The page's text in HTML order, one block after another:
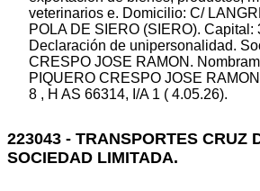
veterinarios e. Domicilio: C/
POLA DE SIERO (SIERO). Capital:
Declaración de unipersonalidad.
CRESPO JOSE RAMON.
PIQUERO CRESPO JOSE
8 , H AS 66314, I/A 1 ( 4.05.26).
223043 - TRANSPORTES CRUZ
SOCIEDAD LIMITADA.